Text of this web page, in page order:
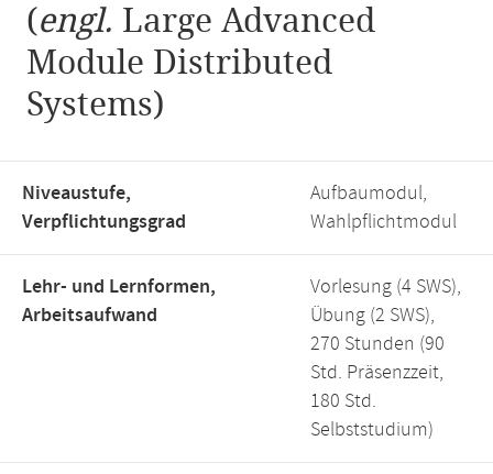
(engl. Large Advanced
Module Distributed
Systems)
Niveaustufe,
Verpflichtungsgrad
Aufbaumodul,
Wahlpflichtmodul
Lehr- und Lernformen,
Arbeitsaufwand
Vorlesung (4 SWS),
Übung (2 SWS),
270 Stunden (90
Std. Präsenzzeit,
180 Std.
Selbststudium)